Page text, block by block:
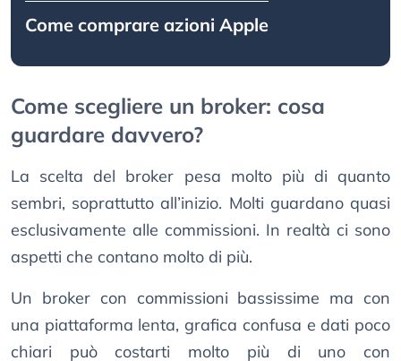
Come comprare azioni Apple
Come scegliere un broker: cosa
guardare davvero?
La scelta del broker pesa molto più di quanto
sembri, soprattutto all’inizio. Molti guardano quasi
esclusivamente alle commissioni. In realtà ci sono
aspetti che contano molto di più.
Un broker con commissioni bassissime ma con
una piattaforma lenta, grafica confusa e dati poco
chiari può costarti molto più di uno con